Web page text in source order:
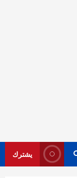
يشترك